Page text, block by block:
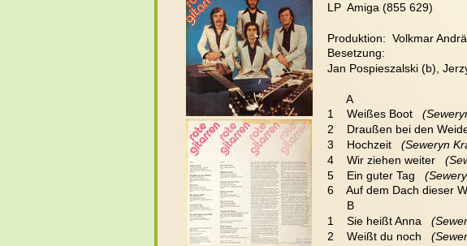
LP  Amiga (855 629)
Produktion:  Volkmar
Besetzung:
Jan Pospieszalski (b),
      A
1    Weißes Boot
2    Draußen bei den
3    Hochzeit
(Seweryn
4    Wir ziehen weiter
5    Ein guter Tag
6    Auf dem Dach dieser
      B
1    Sie heißt Anna
2    Weißt du noch